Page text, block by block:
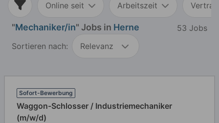
Online seit Arbeitszeit
"Mechaniker/in" Jobs in Herne
53 Jobs
Sortieren nach:
Relevanz
Sofort-Bewerbung
Waggon-Schlosser / Industriemechaniker
(m/w/d)